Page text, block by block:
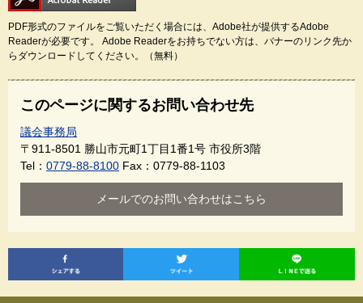
PDF形式のファイルをご覧いただく場合には、Adobe社が提供するAdobe
Readerが必要です。
Adobe Readerをお持ちでない方は、バナーのリンク先か
らダウンロードしてください。（無料）
このページに関するお問い合わせ先
議会事務局
〒911-8501 勝山市元町1丁目1番1号 市役所3階
Tel： 0779-88-8100 Fax：0779-88-1103
メールでのお問い合わせはこちら